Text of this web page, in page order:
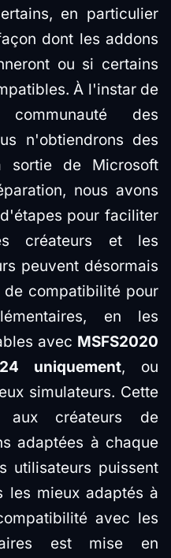
en particulier
dont les addons
ou si certains
À l'instar de
des
n'obtiendrons des
sortie de Microsoft
nous avons
pour faciliter
créateurs et les
peuvent désormais
compatibilité pour
en les
avec MSFS2020
uniquement, ou
simulateurs. Cette
aux créateurs de
adaptées à chaque
utilisateurs puissent
les mieux adaptés à
avec les
est mise en